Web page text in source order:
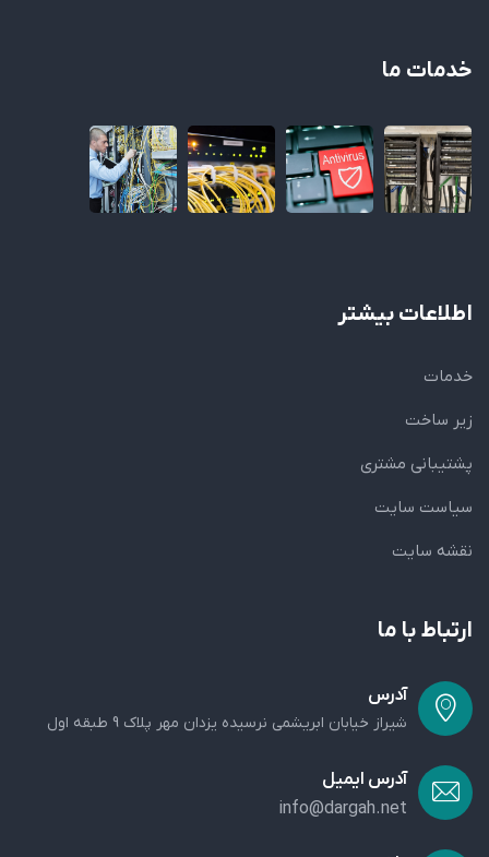
خدمات ما
اطلاعات بیشتر
خدمات
زیر ساخت
پشتیبانی مشتری
سیاست سایت
نقشه سایت
ارتباط با ما
آدرس
شیراز خیابان ابریشمی نرسیده یزدان مهر پلاک 9 طبقه اول
آدرس ایمیل
info@dargah.net